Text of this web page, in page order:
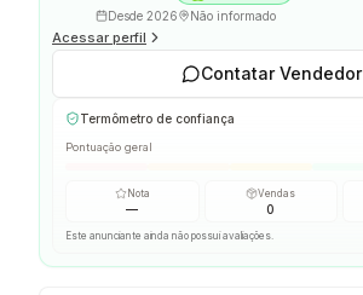
Desde 2026 Não informado
Acessar perfil
Contatar Vendedor
Termômetro de confiança
Pontuação geral
Nota
—
Vendas
0
Este anunciante ainda não possui avaliações.